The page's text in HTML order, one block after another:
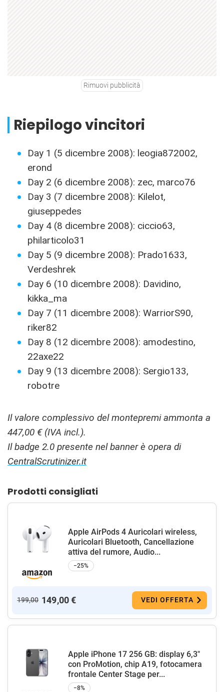
Rimuovi pubblicità
Riepilogo vincitori
Day 1 (5 dicembre 2008): leogia872002,
erond
Day 2 (6 dicembre 2008): zec, marco76
Day 3 (7 dicembre 2008): Kilelot,
giuseppedes
Day 4 (8 dicembre 2008): ciccio63,
philarticolo31
Day 5 (9 dicembre 2008): Prado1633,
Verdeshrek
Day 6 (10 dicembre 2008): Davidino,
kikka_ma
Day 7 (11 dicembre 2008): WarriorS90,
riker82
Day 8 (12 dicembre 2008): amodestino,
22axe22
Day 9 (13 dicembre 2008): Sergio133,
robotre
Il valore complessivo del montepremi ammonta a
447,00 € (IVA incl.).
Il badge 2.0 presente nel banner è opera di
CentralScrutinizer.it
Prodotti consigliati
Apple AirPods 4 Auricolari wireless,
Auricolari Bluetooth, Cancellazione
attiva del rumore, Audio...
−25%
199,00 149,00 € VEDI OFFERTA
Apple iPhone 17 256 GB: display 6,3"
con ProMotion, chip A19, fotocamera
frontale Center Stage per...
−8%